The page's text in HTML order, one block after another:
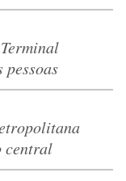
central